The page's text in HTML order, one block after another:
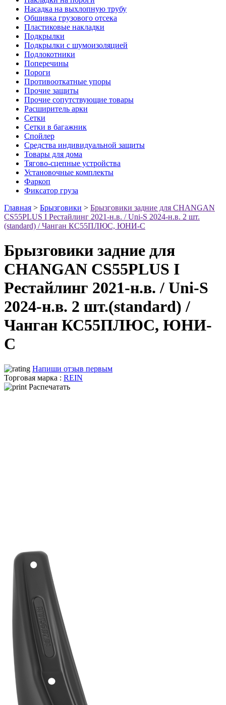
Насадка на выхлопную трубу
Обшивка грузового отсека
Пластиковые накладки
Подкрылки
Подкрылки с шумоизоляцией
Подлокотники
Поперечины
Пороги
Противооткатные упоры
Прочие защиты
Прочие сопутствующие товары
Расширитель арки
Сетки
Сетки в багажник
Спойлер
Средства индивидуальной защиты
Товары для дома
Тягово-сцепные устройства
Установочные комплекты
Фаркоп
Фиксатор груза
Главная > Брызговики > Брызговики задние для CHANGAN
CS55PLUS I Рестайлинг 2021-н.в. / Uni-S 2024-н.в. 2 шт.
(standard) / Чанган КС55ПЛЮС, ЮНИ-С
Брызговики задние для
CHANGAN CS55PLUS I
Рестайлинг 2021-н.в. / Uni-S
2024-н.в. 2 шт.(standard) /
Чанган КС55ПЛЮС, ЮНИ-
С
Напиши отзыв первым
Торговая марка : REIN
Распечатать